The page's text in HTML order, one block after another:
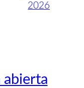
2026
abierta